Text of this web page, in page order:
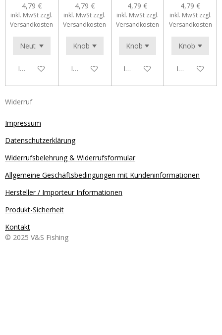
4,79 €
inkl. MwSt zzgl.
Versandkosten
In den Warenkorb
4,79 €
inkl. MwSt zzgl.
Versandkosten
In den Warenkorb
4,79 €
inkl. MwSt zzgl.
Versandkosten
In den Warenkorb
4,79 €
inkl. MwSt zzgl.
Versandkosten
In den
Widerruf
Impressum
Datenschutzerklärung
Widerrufsbelehrung & Widerrufsformular
Allgemeine Geschäftsbedingungen mit Kundeninformationen
Hersteller / Importeur Informationen
Produkt-Sicherheit
Kontakt
© 2025 V&S Fishing